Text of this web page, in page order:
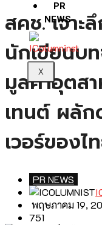
PR
NEWS
X
สคช. เจา
นักเขียนบ
มูลค่าอุตส
เทนต์ ผลัก
เวอร์ของไ
PR NEWS
พฤษภาคม 19,
751